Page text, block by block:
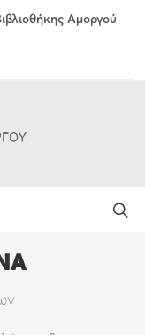
Αμοργού